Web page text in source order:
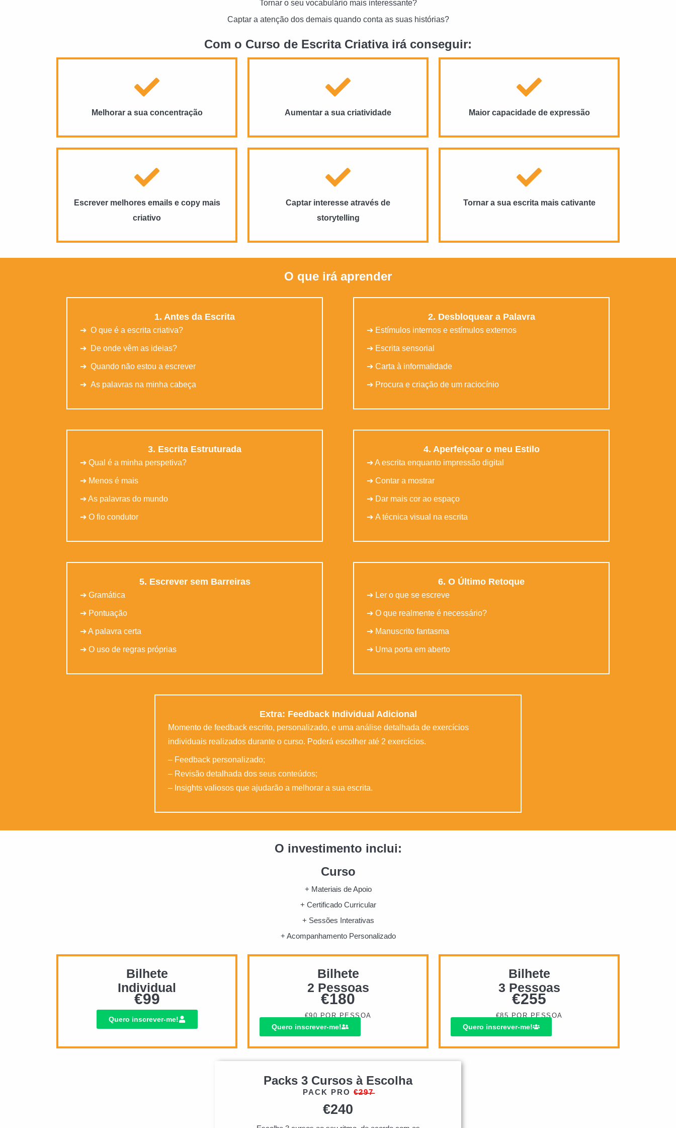
Tornar o seu vocabulário mais interessante?
Captar a atenção dos demais quando conta as suas histórias?
Com o Curso de Escrita Criativa irá conseguir:
Melhorar a sua concentração Aumentar a sua criatividade Maior capacidade de expressão
Escrever melhores emails e copy mais
criativo
Captar interesse através de
storytelling
Tornar a sua escrita mais cativante
O que irá aprender
1. Antes da Escrita
➔ O que é a escrita criativa?
➔ De onde vêm as ideias?
➔ Quando não estou a escrever
➔ As palavras na minha cabeça
2. Desbloquear a Palavra
➔ Estímulos internos e estímulos externos
➔ Escrita sensorial
➔ Carta à informalidade
➔ Procura e criação de um raciocínio
3. Escrita Estruturada
➔ Qual é a minha perspetiva?
➔ Menos é mais
➔ As palavras do mundo
➔ O fio condutor
4. Aperfeiçoar o meu Estilo
➔ A escrita enquanto impressão digital
➔ Contar a mostrar
➔ Dar mais cor ao espaço
➔ A técnica visual na escrita
5. Escrever sem Barreiras
➔ Gramática
➔ Pontuação
➔ A palavra certa
➔ O uso de regras próprias
6. O Último Retoque
➔ Ler o que se escreve
➔ O que realmente é necessário?
➔ Manuscrito fantasma
➔ Uma porta em aberto
Extra: Feedback Individual Adicional
Momento de feedback escrito, personalizado, e uma análise detalhada de exercícios
individuais realizados durante o curso. Poderá escolher até 2 exercícios.
– Feedback personalizado;
– Revisão detalhada dos seus conteúdos;
– Insights valiosos que ajudarão a melhorar a sua escrita.
O investimento inclui:
Curso
+ Materiais de Apoio
+ Certificado Curricular
+ Sessões Interativas
+ Acompanhamento Personalizado
Bilhete
Individual
€99
Quero inscrever-me!
Bilhete
2 Pessoas
€180
€90 POR PESSOA
Quero inscrever-me!
Bilhete
3 Pessoas
€255
€85 POR PESSOA
Quero inscrever-me!
Packs 3 Cursos à Escolha
PACK PRO €̶2̶9̶7̶
€240